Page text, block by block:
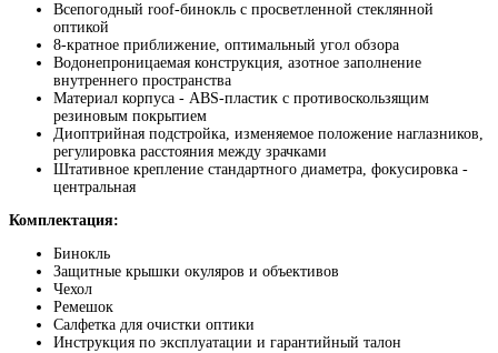
Всепогодный roof-бинокль с просветленной стеклянной
оптикой
8-кратное приближение, оптимальный угол обзора
Водонепроницаемая конструкция, азотное заполнение
внутреннего пространства
Материал корпуса - ABS-пластик с противоскользящим
резиновым покрытием
Диоптрийная подстройка, изменяемое положение наглазников,
регулировка расстояния между зрачками
Штативное крепление стандартного диаметра, фокусировка -
центральная
Комплектация:
Бинокль
Защитные крышки окуляров и объективов
Чехол
Ремешок
Салфетка для очистки оптики
Инструкция по эксплуатации и гарантийный талон